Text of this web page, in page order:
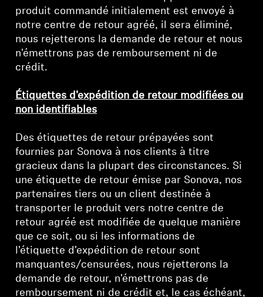
produit commandé initialement est envoyé à
notre centre de retour agréé, il sera éliminé,
nous rejetterons la demande de retour et nous
n'émettrons pas de remboursement ni de
crédit.
Étiquettes d'expédition de retour modifiées ou
non identifiables
Des étiquettes de retour prépayées sont
fournies par Sonova à nos clients à titre
gracieux dans la plupart des circonstances. Si
une étiquette de retour émise par Sonova, nos
partenaires tiers ou un client destinée à
transporter le produit vers notre centre de
retour agréé est modifiée de quelque manière
que ce soit, ou si les informations de
l'étiquette d'expédition de retour sont
manquantes/censurées, nous rejetterons la
demande de retour, n'émettrons pas de
remboursement ni de crédit et, le cas échéant,
Connexion requise
Connectez-vous à votre compte pour ajouter
des produits à votre liste de souhaits et afficher
vos articles précédemment enregistrés.